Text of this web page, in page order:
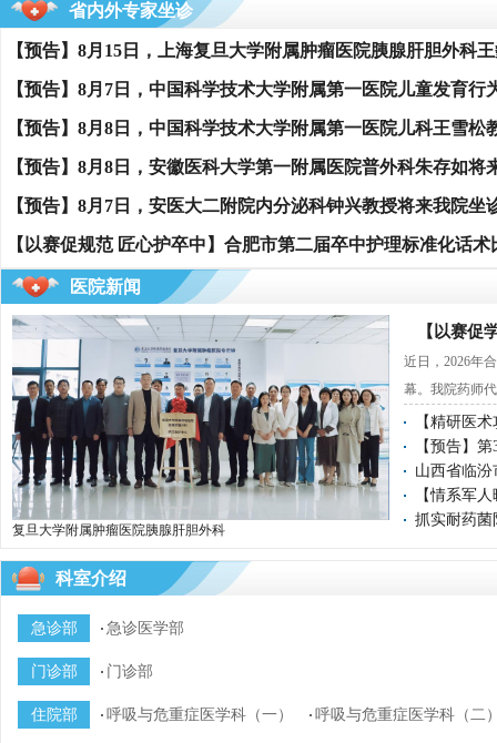
省内外专家坐诊
【预告】8月8日，中国科学技术大学附属第一医院儿科王雪松
【预告】8月8日，安徽医科大学第一附属医院普外科朱存如将
【预告】8月7日，安医大二附院内分泌科钟兴教授将来我院坐
【以赛促规范 匠心护卒中】合肥市第二届卒中护理标准化话
医院新闻
复旦大学附属肿瘤医院胰腺肝胆外科
【以赛促
近日，2026年
幕。我院药师
【精研医
【预告】
山西省临
【情系军
抓实耐药菌
科室介绍
急诊部 急诊医学部
门诊部 门诊部
住院部 呼吸与危重症医学科（一）
呼吸与危重症医学科（二
职称：
孙艺华
专业：
王辰辰
职称：
专业：
徐大志
职称：
王巍
职称：